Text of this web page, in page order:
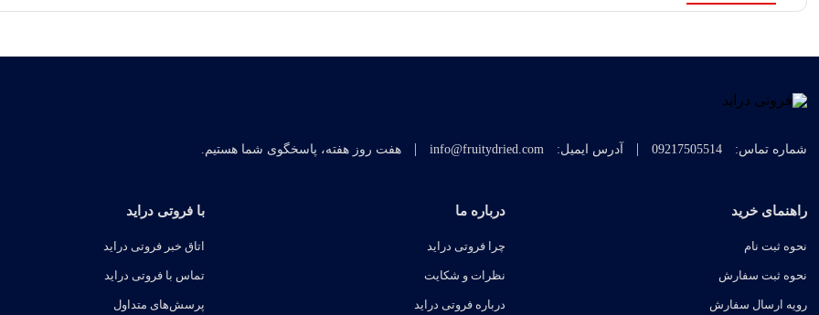
شماره تماس: 09217505514
| آدرس ایمیل: info@fruitydried.com
| هفت روز هفته، پاسخگوی شما هستیم.
راهنمای خرید
نحوه ثبت نام
نحوه ثبت سفارش
رویه ارسال سفارش
درباره ما
چرا فروتی دراید
نظرات و شکایت
درباره فروتی دراید
با فروتی دراید
اتاق خبر فروتی دراید
تماس با فروتی دراید
پرسش‌های متداول